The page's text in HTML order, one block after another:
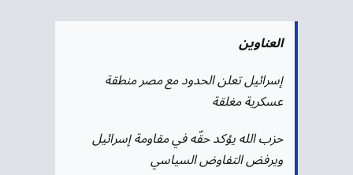
العناوين
إسرائيل تعلن الحدود مع مصر منطقة
عسكرية مغلقة
حزب الله يؤكد حقّه في مقاومة إسرائيل
ويرفض التفاوض السياسي